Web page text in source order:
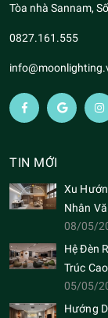
Tòa nhà Sannam,
0827.161.555
TIN MỚI
Xu
Nhân
08/05/
Hệ Đèn
Trúc
05/05/
Hướng